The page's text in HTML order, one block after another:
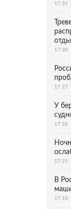
17:31
17:30
17:27
У
17:26
17:25
В
17:10